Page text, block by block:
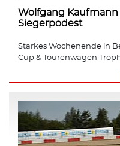
Wolfgang
Siegerpodest
Starkes Wochenende in
Cup & Tourenwagen